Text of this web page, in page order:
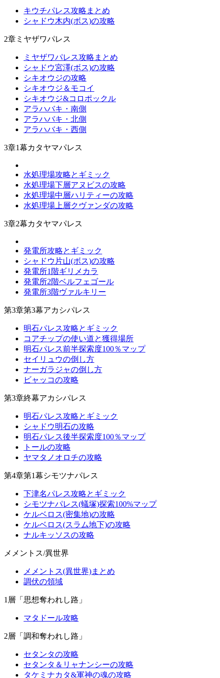
キウチパレス攻略まとめ
シャドウ木内(ボス)の攻略
2章ミヤザワパレス
ミヤザワパレス攻略まとめ
シャドウ宮澤(ボス)の攻略
シキオウジの攻略
シキオウジ＆モコイ
シキオウジ&コロポックル
アラハバキ・南側
アラハバキ・北側
アラハバキ・西側
3章1幕カタヤマパレス
水処理場攻略とギミック
水処理場下層アヌビスの攻略
水処理場中層ハリティーの攻略
水処理場上層クヴァンダの攻略
3章2幕カタヤマパレス
発電所攻略とギミック
シャドウ片山(ボス)の攻略
発電所1階ギリメカラ
発電所2階ベルフェゴール
発電所3階ヴァルキリー
第3章第3幕アカシパレス
明石パレス攻略とギミック
コアチップの使い道と獲得場所
明石パレス前半探索度100％マップ
セイリュウの倒し方
ナーガラジャの倒し方
ビャッコの攻略
第3章終幕アカシパレス
明石パレス攻略とギミック
シャドウ明石の攻略
明石パレス後半探索度100％マップ
トールの攻略
ヤマタノオロチの攻略
第4章第1幕シモツナパレス
下津名パレス攻略とギミック
シモツナパレス(蟻塚)探索100%マップ
ケルベロス(密集地)の攻略
ケルベロス(スラム地下)の攻略
ナルキッソスの攻略
メメントス/異世界
メメントス(異世界)まとめ
調伏の領域
1層「思想奪われし路」
マタドール攻略
2層「調和奪われし路」
セタンタの攻略
セタンタ＆リャナンシーの攻略
タケミナカタ&軍神の魂の攻略